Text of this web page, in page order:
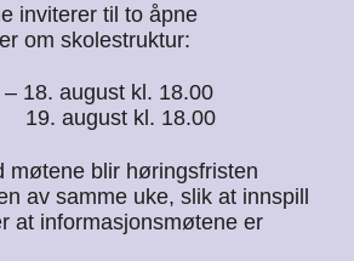
inviterer til to åpne
om skolestruktur:
18. august kl. 18.00
19. august kl. 18.00
møtene blir høringsfristen
av samme uke, slik at innspill
at informasjonsmøtene er